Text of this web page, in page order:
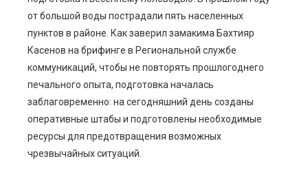
от большой воды пострадали пять населенных
пунктов в районе. Как заверил замакима Бахтияр
Касенов на брифинге в Региональной службе
коммуникаций, чтобы не повторять прошлогоднего
печального опыта, подготовка началась
заблаговременно: на сегодняшний день созданы
оперативные штабы и подготовлены необходимые
ресурсы для предотвращения возможных
чрезвычайных ситуаций.